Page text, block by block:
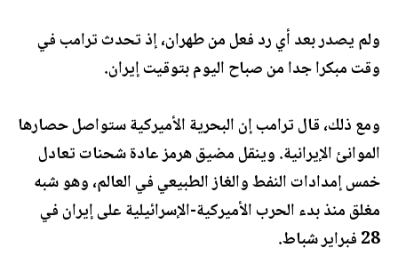
ولم يصدر بعد أي رد فعل من طهران، إذ تحدث ترامب في
وقت مبكرا جدا من صباح اليوم بتوقيت إيران.
ومع ذلك، قال ترامب إن البحرية الأميركية ستواصل حصارها
الموانئ الإيرانية. وينقل مضيق هرمز عادة شحنات تعادل
خمس إمدادات النفط والغاز الطبيعي في العالم، وهو شبه
مغلق منذ بدء الحرب الأميركية-الإسرائيلية على إيران في
28 فبراير شباط.